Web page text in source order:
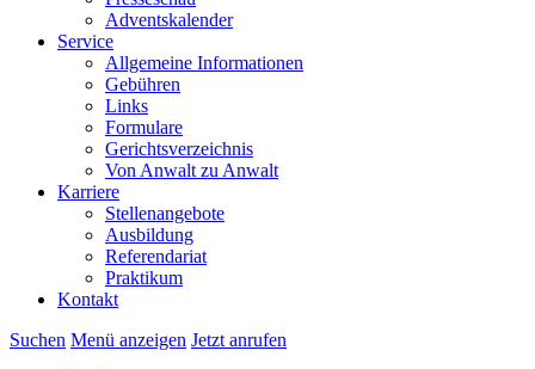
Adventskalender
Service
Allgemeine Informationen
Gebühren
Links
Formulare
Gerichtsverzeichnis
Von Anwalt zu Anwalt
Karriere
Stellenangebote
Ausbildung
Referendariat
Praktikum
Kontakt
Suchen Menü anzeigen Jetzt anrufen